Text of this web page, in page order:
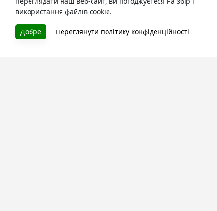
використання файлів cookie.
Добре Переглянути політику конфіденційності
БУКУРУК
Літературна платформа і бібліотека книг, які можна